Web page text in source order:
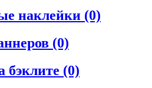
наклейки (0)
(0)
бэклите (0)